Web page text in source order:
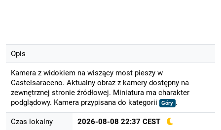
Opis
Kamera z widokiem na wiszący most pieszy w
Castelsaraceno. Aktualny obraz z kamery dostępny na
zewnętrznej stronie źródłowej. Miniatura ma charakter
podglądowy. Kamera przypisana do kategorii
Góry .
Czas lokalny 2026-08-08 22:37 CEST